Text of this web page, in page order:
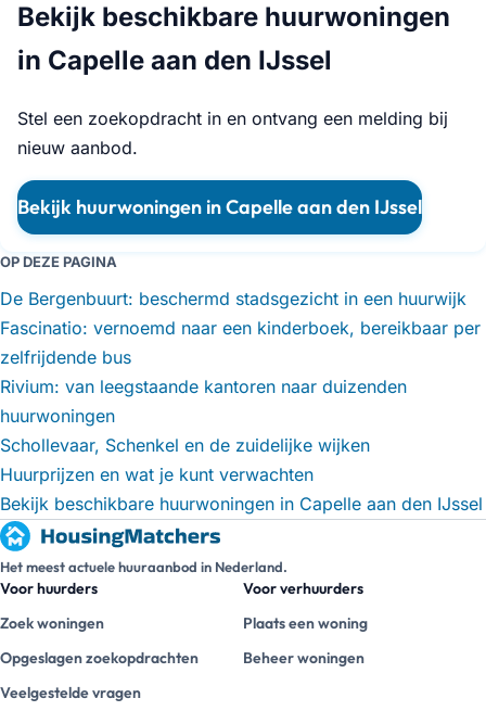
Bekijk beschikbare huurwoningen
in Capelle aan den IJssel
Stel een zoekopdracht in en ontvang een melding bij
nieuw aanbod.
Bekijk huurwoningen in Capelle aan den IJssel
OP DEZE PAGINA
De Bergenbuurt: beschermd stadsgezicht in een huurwijk
Fascinatio: vernoemd naar een kinderboek, bereikbaar per
zelfrijdende bus
Rivium: van leegstaande kantoren naar duizenden
huurwoningen
Schollevaar, Schenkel en de zuidelijke wijken
Huurprijzen en wat je kunt verwachten
Bekijk beschikbare huurwoningen in Capelle aan den IJssel
Het meest actuele huuraanbod in Nederland.
Voor huurders
Zoek woningen
Opgeslagen zoekopdrachten
Veelgestelde vragen
Voor verhuurders
Plaats een woning
Beheer woningen